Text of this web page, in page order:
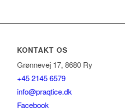
KONTAKT OS
Grønnevej 17, 8680 Ry
+45 2145 6579
info@praqtice.dk
Facebook